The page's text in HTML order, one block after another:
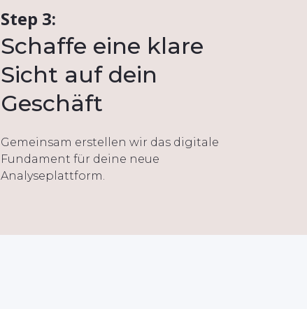
Step 3:
Schaffe eine klare
Sicht auf dein
Geschäft
Gemeinsam erstellen wir das digitale
Fundament für deine neue
Analyseplattform.